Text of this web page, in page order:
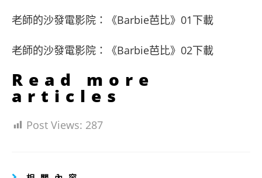
老師的沙發電影院：《Barbie芭比》01下載
老師的沙發電影院：《Barbie芭比》02下載
Read more
articles
Post Views: 287